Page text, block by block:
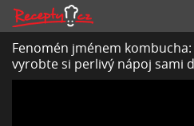
Fenomén jménem
vyrobte si perlivý nápoj sami